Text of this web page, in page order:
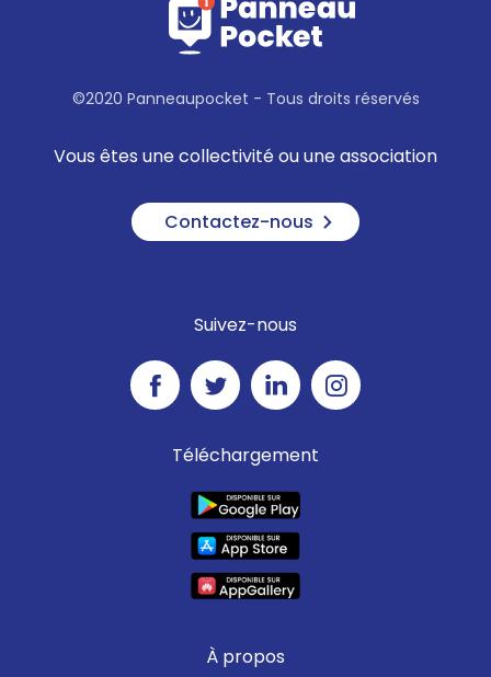
©2020 Panneaupocket - Tous droits réservés
Vous êtes une collectivité ou une association
Contactez-nous
Suivez-nous
Téléchargement
À propos